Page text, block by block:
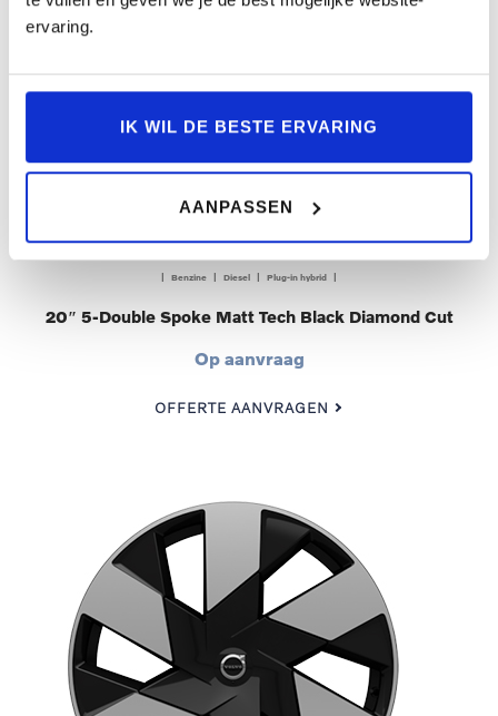
ervaring.
IK WIL DE BESTE ERVARING
AANPASSEN
| Benzine | Diesel | Plug-in hybrid |
20″ 5-Double Spoke Matt Tech Black Diamond Cut
Op aanvraag
OFFERTE AANVRAGEN